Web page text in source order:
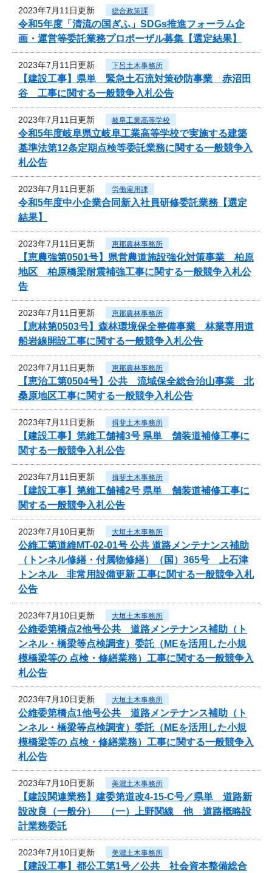
2023年7月11日更新 総合政策課
令和5年度「清流の国ぎふ」SDGs推進フォーラム企
画・運営等委託業務プロポーザル募集【選定結果】
2023年7月11日更新 下呂土木事務所
【建設工事】県単 緊急土石流対策砂防事業 赤沼田
谷 工事に関する一般競争入札公告
2023年7月11日更新 岐阜工業高等学校
令和5年度岐阜県立岐阜工業高等学校で実施する建築
基準法第12条定期点検等委託業務に関する一般競争入
札公告
2023年7月11日更新 労働雇用課
令和5年度中小企業合同新入社員研修委託業務【選定
結果】
2023年7月11日更新 恵那農林事務所
【恵農強第0501号】県営農道施設強化対策事業 柏原
地区 柏原橋梁耐震補強工事に関する一般競争入札公
告
2023年7月11日更新 恵那農林事務所
【恵林第0503号】森林環境保全整備事業 林業専用道
船岩線開設工事に関する一般競争入札公告
2023年7月11日更新 恵那農林事務所
【恵治工第0504号】公共 流域保全総合治山事業 北
桑原地区工事に関する一般競争入札公告
2023年7月11日更新 揖斐土木事務所
【建設工事】第維工舗補3号 県単 舗装道補修工事に
関する一般競争入札公告
2023年7月11日更新 揖斐土木事務所
【建設工事】第維工舗補2号 県単 舗装道補修工事に
関する一般競争入札公告
2023年7月10日更新 大垣土木事務所
公維工第道維MT-02-01号 公共 道路メンテナンス補助
（トンネル修繕・付属物修繕）（国）365号 上石津
トンネル 非常用設備更新 工事に関する一般競争入札
公告
2023年7月10日更新 大垣土木事務所
公維委第橋点2他号公共 道路メンテナンス補助（ト
ンネル・橋梁等点検調査）委託（MEを活用した小規
模橋梁等の 点検・修繕業務）工事に関する一般競争入
札公告
2023年7月10日更新 大垣土木事務所
公維委第橋点1他号公共 道路メンテナンス補助（ト
ンネル・橋梁等点検調査）委託（MEを活用した小規
模橋梁等の 点検・修繕業務）工事に関する一般競争入
札公告
2023年7月10日更新 美濃土木事務所
【建設関連業務】建委第道改4-15-C号／県単 道路新
設改良（一般分） （一）上野関線 他 道路概略設
計業務委託
2023年7月10日更新 美濃土木事務所
【建設工事】都公工第1号／公共 社会資本整備総合